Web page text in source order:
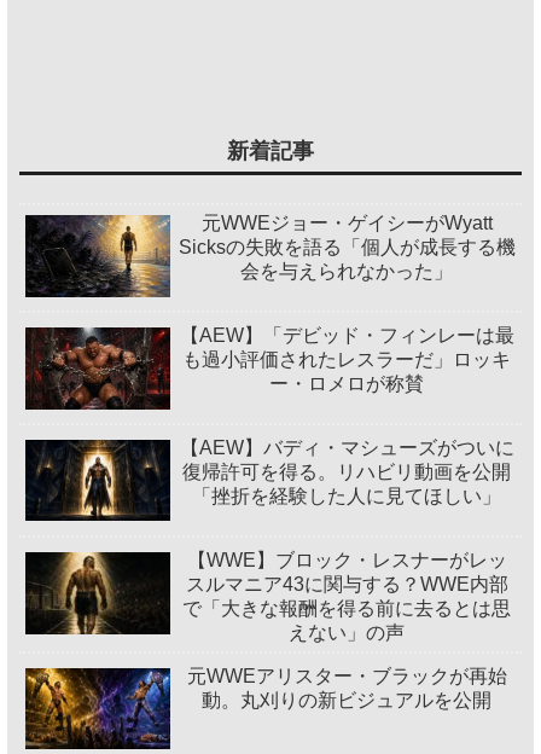
新着記事
元WWEジョー・ゲイシーがWyatt
Sicksの失敗を語る「個人が成長する機
会を与えられなかった」
【AEW】「デビッド・フィンレーは最
も過小評価されたレスラーだ」ロッキ
ー・ロメロが称賛
【AEW】バディ・マシューズがついに
復帰許可を得る。リハビリ動画を公開
「挫折を経験した人に見てほしい」
【WWE】ブロック・レスナーがレッ
スルマニア43に関与する？WWE内部
で「大きな報酬を得る前に去るとは思
えない」の声
元WWEアリスター・ブラックが再始
動。丸刈りの新ビジュアルを公開